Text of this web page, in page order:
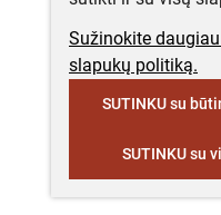
Sužinokite
slapukų politiką.
SUTINKU su
SUTINKU su